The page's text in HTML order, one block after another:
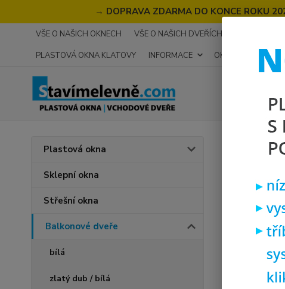
→ DOPRAVA ZDARMA DO KONCE ROKU
VŠE O NAŠICH OKNECH VŠE O NAŠICH DVEŘÍCH
PLASTOVÁ OKNA KLATOVY
INFORMACE OKNA NA MÍRU
Plastová okna
Sklepní okna
Střešní okna
Balkonové dveře
bílá
zlatý dub / bílá